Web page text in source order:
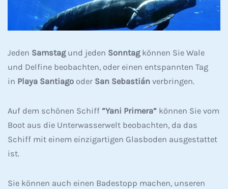
Jeden Samstag und jeden Sonntag können Sie Wale
und Delfine beobachten, oder einen entspannten Tag
in Playa Santiago oder San Sebastián verbringen.
Auf dem schönen Schiff ”Yani Primera” können Sie vom
Boot aus die Unterwasserwelt beobachten, da das
Schiff mit einem einzigartigen Glasboden ausgestattet
ist.
Sie können auch einen Badestopp machen, unseren